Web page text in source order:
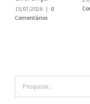
15/07/2026 | 0
Comentários
resultados